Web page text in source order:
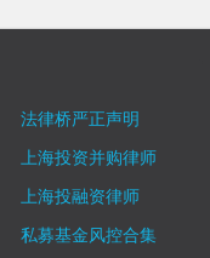
法律桥严正声明
上海投资并购律师
上海投融资律师
私募基金风控合集